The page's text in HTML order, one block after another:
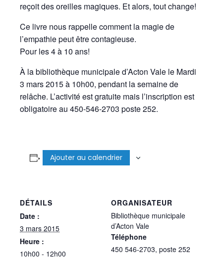
reçoit des oreilles magiques. Et alors, tout change!
Ce livre nous rappelle comment la magie de
l’empathie peut être contagieuse.
Pour les 4 à 10 ans!
À la bibliothèque municipale d’Acton Vale le Mardi
3 mars 2015 à 10h00, pendant la semaine de
relâche. L’activité est gratuite mais l’inscription est
obligatoire au 450-546-2703 poste 252.
Ajouter au calendrier
DÉTAILS
Date :
3 mars 2015
Heure :
10h00 - 12h00
ORGANISATEUR
Bibliothèque municipale
d’Acton Vale
Téléphone
450 546-2703, poste 252